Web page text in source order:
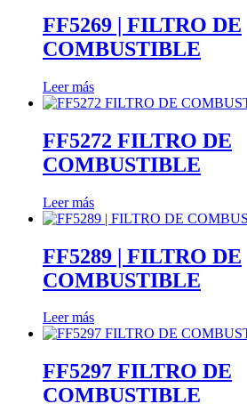
FF5269 | FILTRO DE
COMBUSTIBLE
Leer más
FF5272 FILTRO DE
COMBUSTIBLE
Leer más
FF5289 | FILTRO DE
COMBUSTIBLE
Leer más
FF5297 FILTRO DE
COMBUSTIBLE